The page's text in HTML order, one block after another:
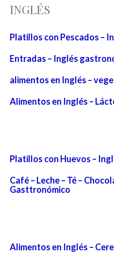
INGLÉS
Platillos con Pescados –
Entradas – Inglés
alimentos en Inglés –
Alimentos en Inglés –
Platillos con Huevos –
Café – Leche – Té –
Gasttronómico
Alimentos en Inglés –